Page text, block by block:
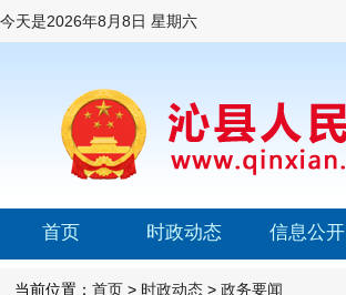
今天是2026年8月8日 星期六
首页 时政动态 信息公开
当前位置： 首页 > 时政动态 > 政务要闻